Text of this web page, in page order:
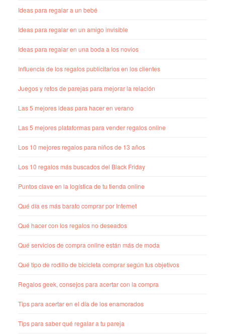
Ideas para regalar a un bebé
Ideas para regalar en un amigo invisible
Ideas para regalar en una boda a los novios
Influencia de los regalos publicitarios en los clientes
Juegos y retos de parejas para mejorar la relación
Las 5 mejores ideas para hacer en verano
Las 5 mejores plataformas para vender regalos online
Los 10 mejores regalos para niños de 13 años
Los 10 regalos más buscados del Black Friday
Puntos clave en la logística de tu tienda online
Qué día es más barato comprar por Internet
Qué hacer con los regalos no deseados
Qué servicios de compra online están más de moda
Qué tipo de rodillo de bicicleta comprar según tus objetivos
Regalos geek, consejos para acertar con la compra
Tips para acertar en el día de los enamorados
Tips para saber qué regalar a tu pareja